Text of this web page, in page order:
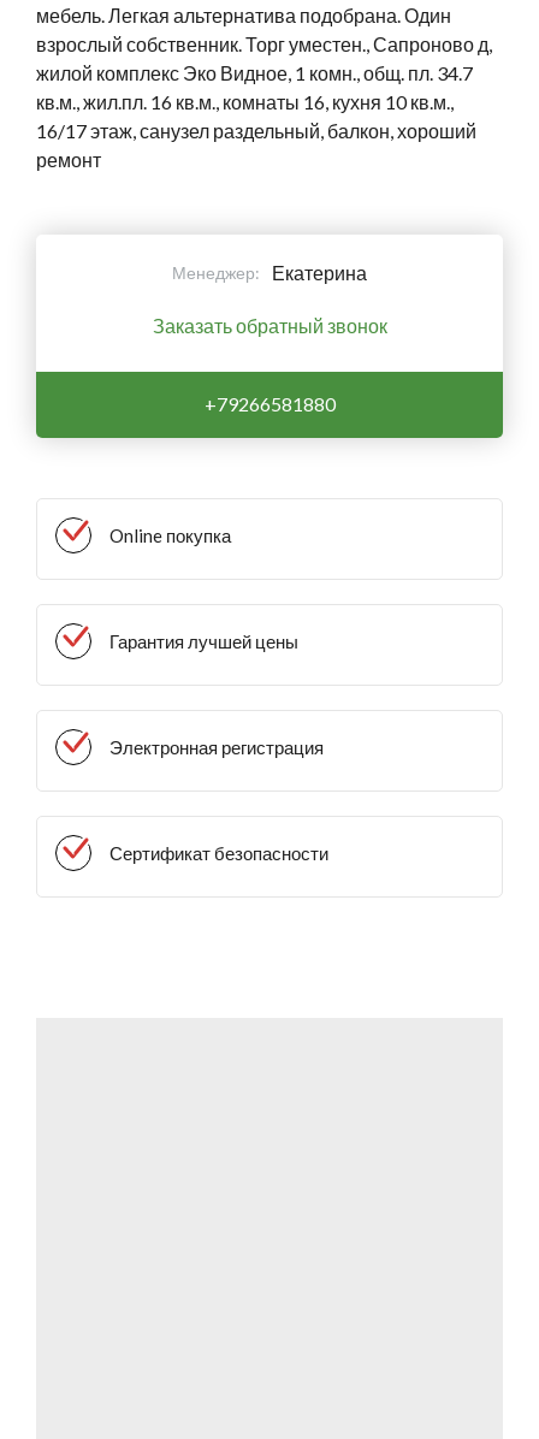
мебель. Легкая альтернатива подобрана. Один
взрослый собственник. Торг уместен., Сапроново д,
жилой комплекс Эко Видное, 1 комн., общ. пл. 34.7
кв.м., жил.пл. 16 кв.м., комнаты 16, кухня 10 кв.м.,
16/17 этаж, санузел раздельный, балкон, хороший
ремонт
Менеджер: Екатерина
Заказать обратный звонок
+79266581880
Online покупка
Гарантия лучшей цены
Электронная регистрация
Сертификат безопасности